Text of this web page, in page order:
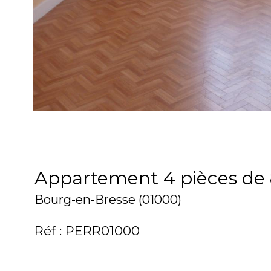
Appartement 4 pièces de
Bourg-en-Bresse (01000)
Réf : PERR01000